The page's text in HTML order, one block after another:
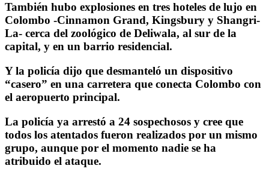
También hubo explosiones en tres hoteles de lujo en
Colombo -Cinnamon Grand, Kingsbury y Shangri-
La- cerca del zoológico de Deliwala, al sur de la
capital, y en un barrio residencial.
Y la policía dijo que desmanteló un dispositivo
“casero” en una carretera que conecta Colombo con
el aeropuerto principal.
La policía ya arrestó a 24 sospechosos y cree que
todos los atentados fueron realizados por un mismo
grupo, aunque por el momento nadie se ha
atribuido el ataque.